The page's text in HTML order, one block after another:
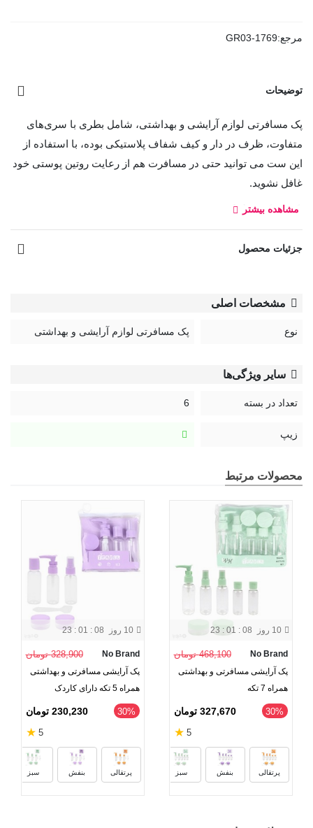
مرجع:GR03-1769
توضیحات
پک مسافرتی لوازم آرایشی و بهداشتی، شامل بطری با سری‌های
متفاوت، ظرف در دار و کیف شفاف پلاستیکی بوده، با استفاده از
این ست می توانید حتی در مسافرت هم از رعایت روتین پوستی خود
غافل نشوید.
پک 6 تکه شامل:
دو عدد اسپری (مناسب عطر، الکل، تونر و...)
یک عدد بطری در دکمه‌ای (مناسب شامپو، ژل، کرم و... )
یک عدد بطری پمپی (مناسب کرم، ژل و...)
دو عدد ظرف در پیجی (مناسب کرم، ماسک، ژل و...)
یک عدد کیف زیپ‌دار پلاستیکی شفاف
مشاهده بیشتر
جزئیات محصول
مشخصات اصلی
نوع پک مسافرتی لوازم آرایشی و بهداشتی
سایر ویژگی‌ها
تعداد در بسته 6
زیپ
محصولات مرتبط
10 روز 23 : 01 : 08
No Brand 468,100 تومان
پک آرایشی مسافرتی و بهداشتی
همراه 7 تکه
‎30% 327,670 تومان
5
★
پرتقالی بنفش سبز
10 روز 23 : 01 : 08
No Brand 328,900 تومان
پک آرایشی مسافرتی و بهداشتی
همراه 5 تکه دارای کاردک
‎30% 230,230 تومان
5
★
پرتقالی بنفش سبز